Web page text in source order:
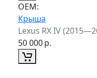
ОЕМ:
Крыша
Lexus RX IV
50 000р.